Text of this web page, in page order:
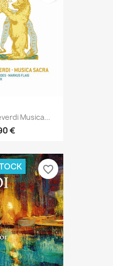
Musica...
€
favorite_border